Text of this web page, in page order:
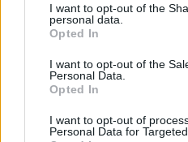
I want to opt-out of the
personal data.
Opted In
I want to opt-out of the
Personal Data.
Opted In
I want to opt-out of
Personal Data for
Esim for Global
Esim for USA| Esim for
for Turkey|Esim for